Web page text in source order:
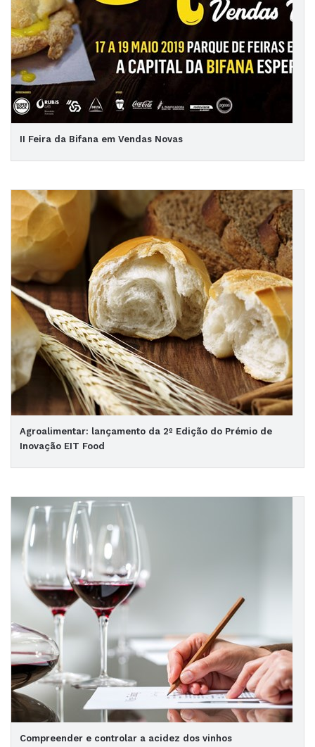
II Feira da Bifana em Vendas Novas
Agroalimentar: lançamento da 2º Edição do Prémio de
Inovação EIT Food
Compreender e controlar a acidez dos vinhos